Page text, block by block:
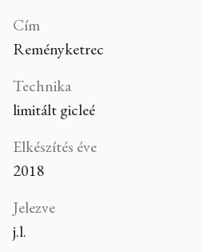
Cím
Reményketrec
Technika
limitált gicleé
Elkészítés éve
2018
Jelezve
j.l.